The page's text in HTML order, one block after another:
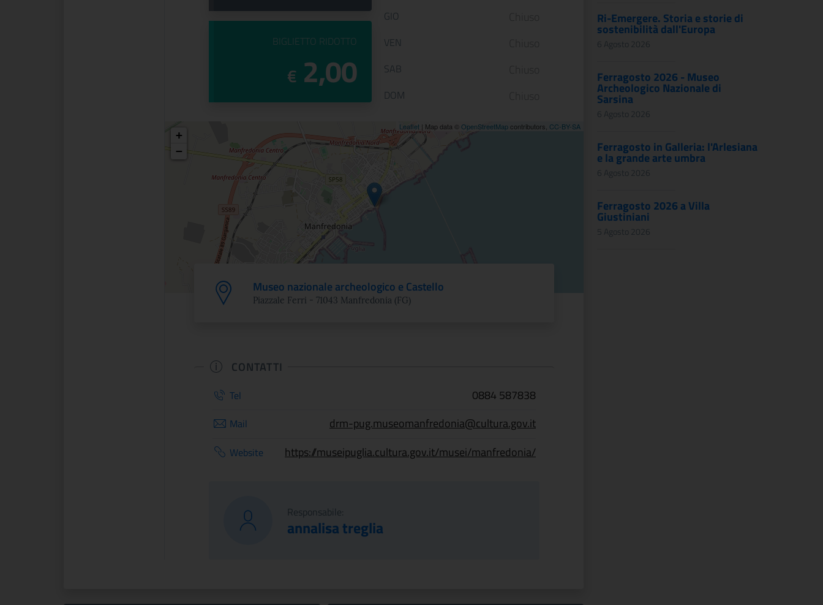
PREZZO DEL
BIGLIETTO RIDOTTO
€ 2,00
GIO
VEN
SAB
DOM
Posizione
+
−
Leaflet | Map data © OpenStreetMap contributors, CC-BY-SA
Museo nazionale archeologico e Castello
Piazzale Ferri - 71043 Manfredonia (FG)
CONTATTI
Tel 0884 587838
Mail drm-pug.museomanfredonia@cultura.gov.it
Website https://museipuglia.cultura.gov.it/musei/manfredonia/
Responsabile:
annalisa treglia
Ri-Emergere. Storia e storie di
sostenibilità dall'Europa
6 Agosto 2026
Ferragosto 2026 - Museo
Archeologico Nazionale di
Sarsina
6 Agosto 2026
Ferragosto in Galleria: l'Arlesiana
e la grande arte umbra
6 Agosto 2026
Ferragosto 2026 a Villa
Giustiniani
5 Agosto 2026